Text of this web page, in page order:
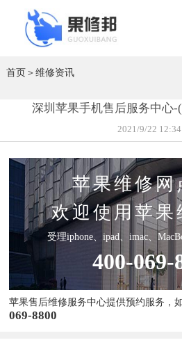
首页＞维修资讯
深圳苹果手机售后服务中心-
2021/9/22
苹果维修网
欢迎使用苹果
受理iphone、ipad、imac、
400-069-
苹果售后维修服务中心提供预约服务，
069-8800